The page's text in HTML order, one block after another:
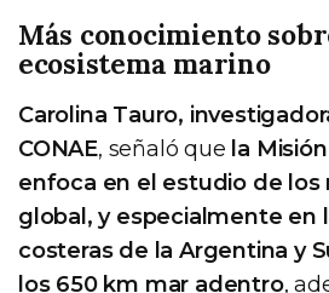
Más conocimiento
ecosistema marino
Carolina Tauro,
CONAE, señaló que la
enfoca en el estudio de los
global, y especialmente en
costeras de la Argentina y
los 650 km mar adentro,